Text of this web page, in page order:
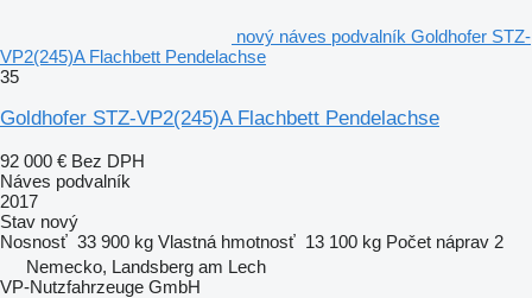
nový náves podvalník Goldhofer STZ-
VP2(245)A Flachbett Pendelachse
35
Goldhofer STZ-VP2(245)A Flachbett Pendelachse
92 000 € Bez DPH
Náves podvalník
2017
Stav nový
Nosnosť 33 900 kg Vlastná hmotnosť 13 100 kg Počet náprav 2
Nemecko, Landsberg am Lech
VP-Nutzfahrzeuge GmbH